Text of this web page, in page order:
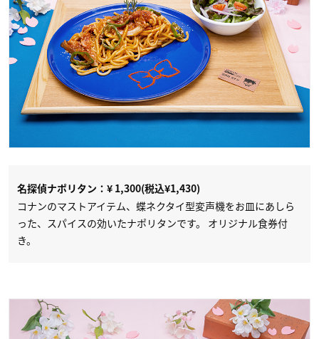
名探偵ナポリタン：¥ 1,300(税込¥1,430)
コナンのマストアイテム、蝶ネクタイ型変声機をお皿にあしら
った、スパイスの効いたナポリタンです。 オリジナル食券付
き。